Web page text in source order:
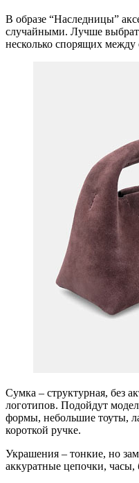
В образе “Наследницы”
случайными. Лучше
несколько спорящих между
Сумка – структурная, без
логотипов. Подойдут
формы, небольшие тоуты,
короткой ручке.
Украшения – тонкие, но
аккуратные цепочки, часы,